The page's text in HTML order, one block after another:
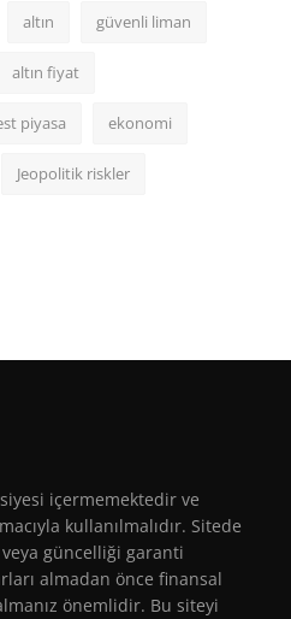
altın güvenli liman
altın fiyat
piyasa ekonomi
Jeopolitik riskler
içermemektedir ve
kullanılmalıdır. Sitede
güncelliği garanti
almadan önce finansal
önemlidir. Bu siteyi